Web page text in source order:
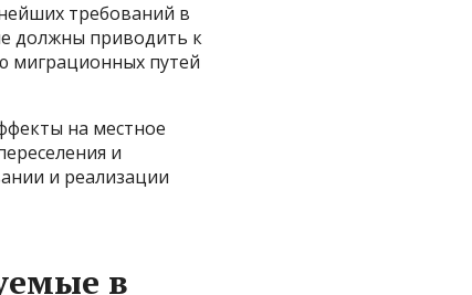
требований в
должны приводить к
миграционных путей
на местное
и
и реализации
в